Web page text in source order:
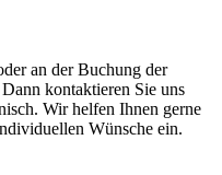
an der Buchung der
kontaktieren Sie uns
Wir helfen Ihnen gerne
Wünsche ein.